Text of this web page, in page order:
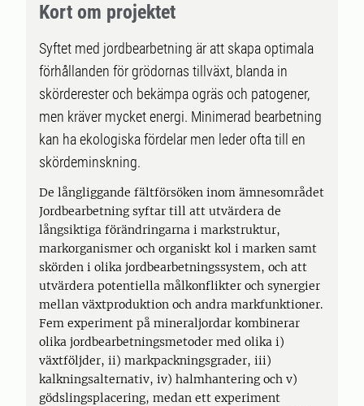
Kort om projektet
Syftet med jordbearbetning är att skapa optimala
förhållanden för grödornas tillväxt, blanda in
skörderester och bekämpa ogräs och patogener,
men kräver mycket energi. Minimerad bearbetning
kan ha ekologiska fördelar men leder ofta till en
skördeminskning.
De långliggande fältförsöken inom ämnesområdet
Jordbearbetning syftar till att utvärdera de
långsiktiga förändringarna i markstruktur,
markorganismer och organiskt kol i marken samt
skörden i olika jordbearbetningssystem, och att
utvärdera potentiella målkonflikter och synergier
mellan växtproduktion och andra markfunktioner.
Fem experiment på mineraljordar kombinerar
olika jordbearbetningsmetoder med olika i)
växtföljder, ii) markpackningsgrader, iii)
kalkningsalternativ, iv) halmhantering och v)
gödslingsplacering, medan ett experiment